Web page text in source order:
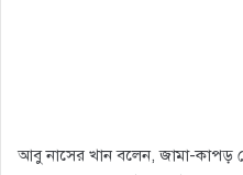
আবু নাসের খান বলেন, জামা-কাপড়